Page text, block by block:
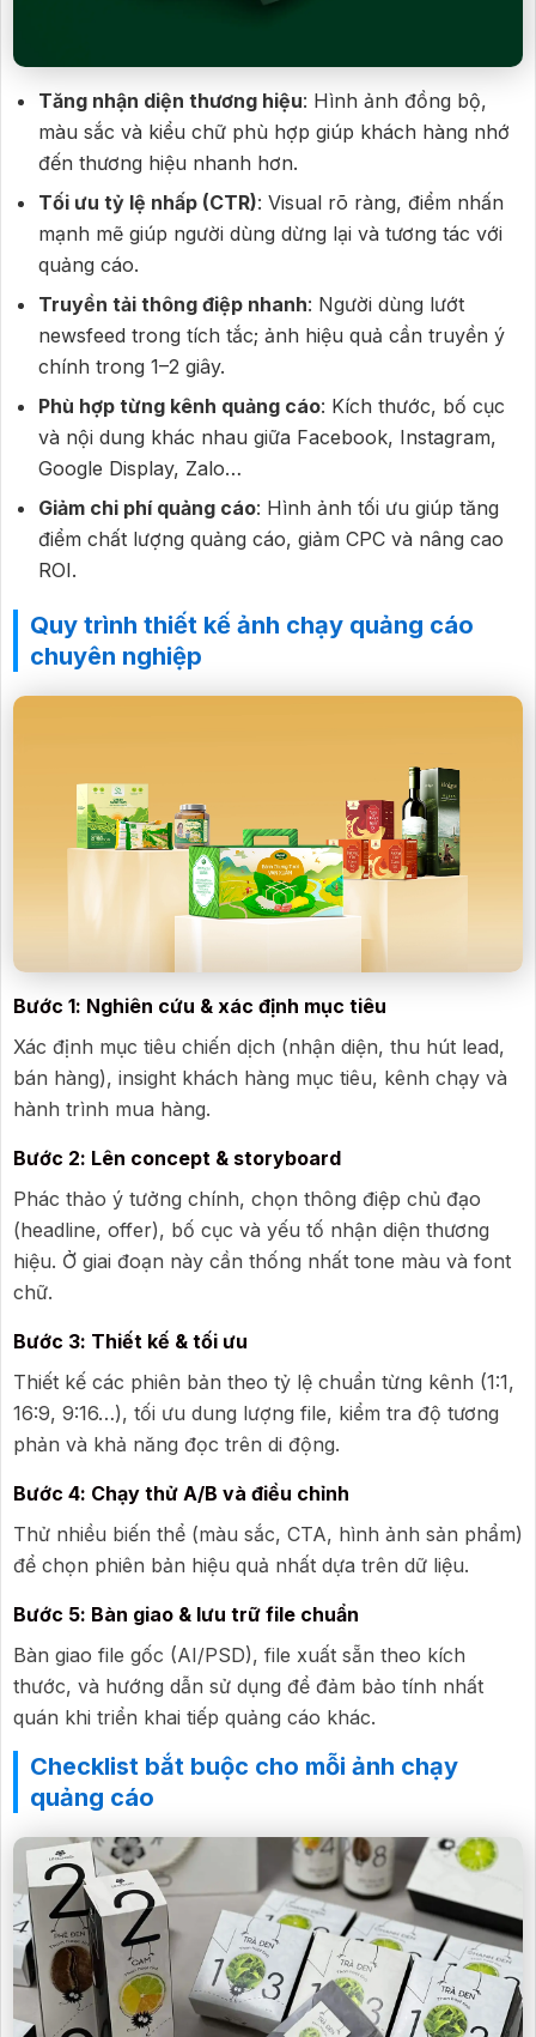
Tăng nhận diện thương hiệu: Hình ảnh đồng bộ,
màu sắc và kiểu chữ phù hợp giúp khách hàng nhớ
đến thương hiệu nhanh hơn.
Tối ưu tỷ lệ nhấp (CTR): Visual rõ ràng, điểm nhấn
mạnh mẽ giúp người dùng dừng lại và tương tác với
quảng cáo.
Truyền tải thông điệp nhanh: Người dùng lướt
newsfeed trong tích tắc; ảnh hiệu quả cần truyền ý
chính trong 1–2 giây.
Phù hợp từng kênh quảng cáo: Kích thước, bố cục
và nội dung khác nhau giữa Facebook, Instagram,
Google Display, Zalo…
Giảm chi phí quảng cáo: Hình ảnh tối ưu giúp tăng
điểm chất lượng quảng cáo, giảm CPC và nâng cao
ROI.
Quy trình thiết kế ảnh chạy quảng cáo
chuyên nghiệp
Bước 1: Nghiên cứu & xác định mục tiêu
Xác định mục tiêu chiến dịch (nhận diện, thu hút lead,
bán hàng), insight khách hàng mục tiêu, kênh chạy và
hành trình mua hàng.
Bước 2: Lên concept & storyboard
Phác thảo ý tưởng chính, chọn thông điệp chủ đạo
(headline, offer), bố cục và yếu tố nhận diện thương
hiệu. Ở giai đoạn này cần thống nhất tone màu và font
chữ.
Bước 3: Thiết kế & tối ưu
Thiết kế các phiên bản theo tỷ lệ chuẩn từng kênh (1:1,
16:9, 9:16…), tối ưu dung lượng file, kiểm tra độ tương
phản và khả năng đọc trên di động.
Bước 4: Chạy thử A/B và điều chỉnh
Thử nhiều biến thể (màu sắc, CTA, hình ảnh sản phẩm)
để chọn phiên bản hiệu quả nhất dựa trên dữ liệu.
Bước 5: Bàn giao & lưu trữ file chuẩn
Bàn giao file gốc (AI/PSD), file xuất sẵn theo kích
thước, và hướng dẫn sử dụng để đảm bảo tính nhất
quán khi triển khai tiếp quảng cáo khác.
Checklist bắt buộc cho mỗi ảnh chạy
quảng cáo